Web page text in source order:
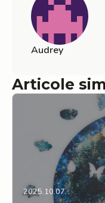
Audrey
Articole
2025.10.07.